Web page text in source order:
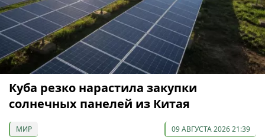
Куба резко нарастила закупки
солнечных панелей из Китая
МИР 09 АВГУСТА 2026 21:39